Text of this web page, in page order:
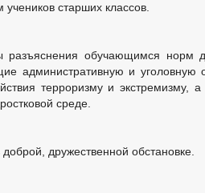
учеников старших классов.
обучающимся норм
административную и уголовную
терроризму и экстремизму, а
среде.
дружественной обстановке.